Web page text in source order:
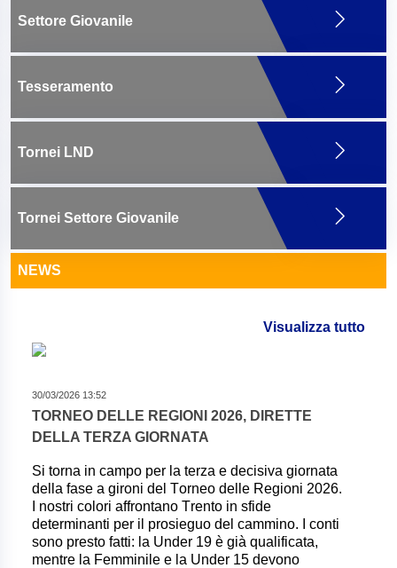
Settore Giovanile
Tesseramento
Tornei LND
Tornei Settore Giovanile
NEWS
Visualizza tutto
30/03/2026 13:52
TORNEO DELLE REGIONI 2026, DIRETTE
DELLA TERZA GIORNATA
Si torna in campo per la terza e decisiva giornata
della fase a gironi del Torneo delle Regioni 2026.
I nostri colori affrontano Trento in sfide
determinanti per il prosieguo del cammino. I conti
sono presto fatti: la Under 19 è già qualificata,
mentre la Femminile e la Under 15 devono